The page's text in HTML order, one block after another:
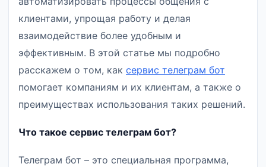
клиентами, упрощая работу и делая
взаимодействие более удобным и
эффективным. В этой статье мы подробно
расскажем о том, как сервис телеграм бот
помогает компаниям и их клиентам, а также о
преимуществах использования таких решений.
Что такое сервис телеграм бот?
Телеграм бот – это специальная программа,